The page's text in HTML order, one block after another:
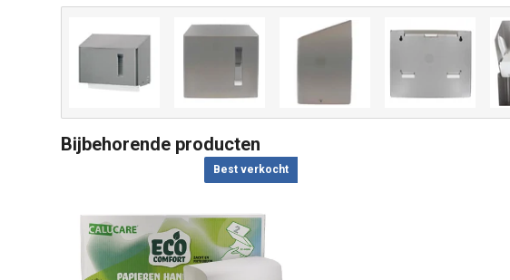
Bijbehorende producten
Best verkocht